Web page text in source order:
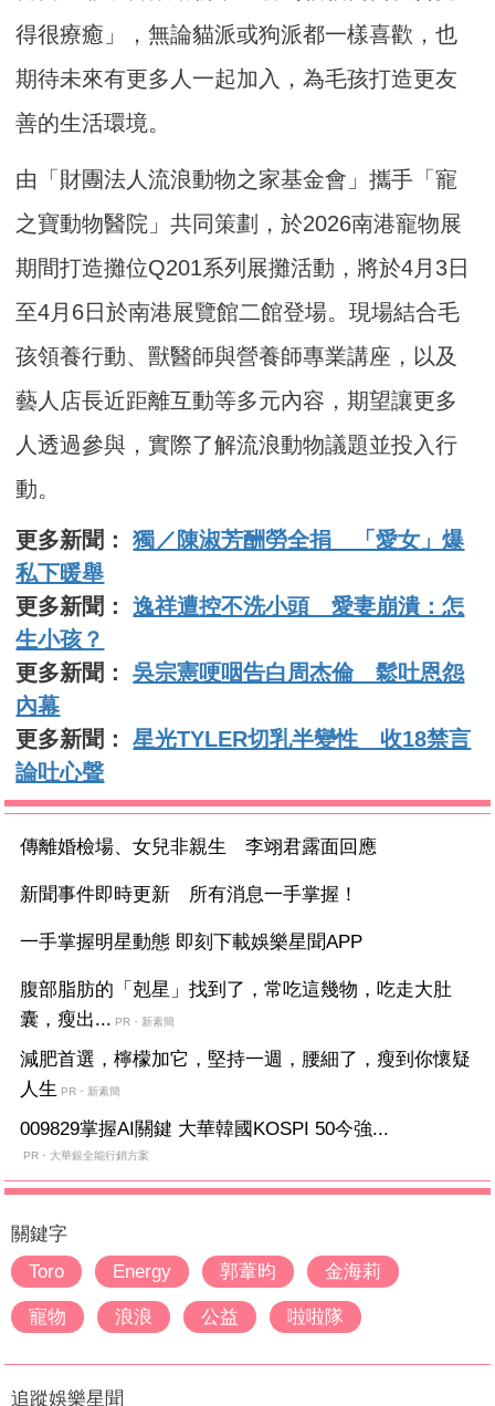
得很療癒」，無論貓派或狗派都一樣喜歡，也
期待未來有更多人一起加入，為毛孩打造更友
善的生活環境。
由「財團法人流浪動物之家基金會」攜手「寵
之寶動物醫院」共同策劃，於2026南港寵物展
期間打造攤位Q201系列展攤活動，將於4月3日
至4月6日於南港展覽館二館登場。現場結合毛
孩領養行動、獸醫師與營養師專業講座，以及
藝人店長近距離互動等多元內容，期望讓更多
人透過參與，實際了解流浪動物議題並投入行
動。
更多新聞：獨／陳淑芳酬勞全捐 「愛女」爆
私下暖舉
更多新聞：逸祥遭控不洗小頭 愛妻崩潰：怎
生小孩？
更多新聞：吳宗憲哽咽告白周杰倫 鬆吐恩怨
內幕
更多新聞：星光TYLER切乳半變性 收18禁言
論吐心聲
傳離婚檢場、女兒非親生 李翊君露面回應
新聞事件即時更新 所有消息一手掌握！
一手掌握明星動態 即刻下載娛樂星聞APP
腹部脂肪的「剋星」找到了，常吃這幾物，吃走大肚
囊，瘦出... PR・新素簡
減肥首選，檸檬加它，堅持一週，腰細了，瘦到你懷疑
人生
PR・新素簡
009829掌握AI關鍵 大華韓國KOSPI 50今強...
PR・大華銀全能行銷方案
關鍵字
Toro
Energy 郭葦昀 金海莉
寵物 浪浪 公益 啦啦隊
追蹤娛樂星聞